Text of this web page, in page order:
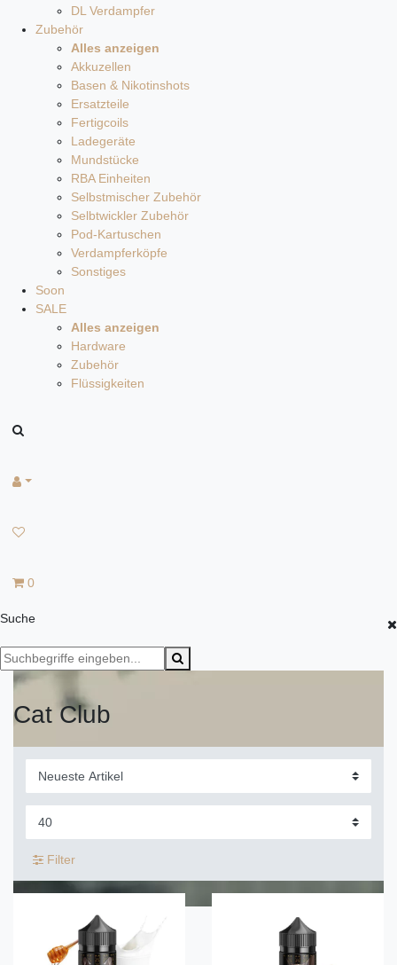
DL Verdampfer
Zubehör
Alles anzeigen
Akkuzellen
Basen & Nikotinshots
Ersatzteile
Fertigcoils
Ladegeräte
Mundstücke
RBA Einheiten
Selbstmischer Zubehör
Selbtwickler Zubehör
Pod-Kartuschen
Verdampferköpfe
Sonstiges
Soon
SALE
Alles anzeigen
Hardware
Zubehör
Flüssigkeiten
0
Suche
Cat Club
Filter